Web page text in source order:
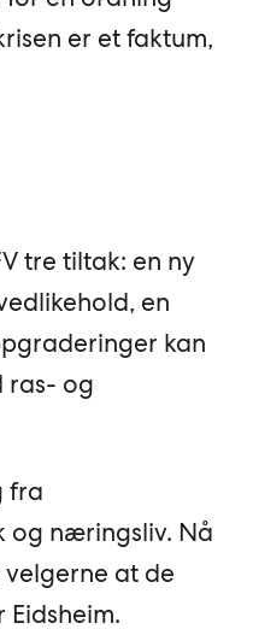
er et faktum,
tre tiltak: en ny
en
kan
ras- og
fra
og næringsliv. Nå
at de